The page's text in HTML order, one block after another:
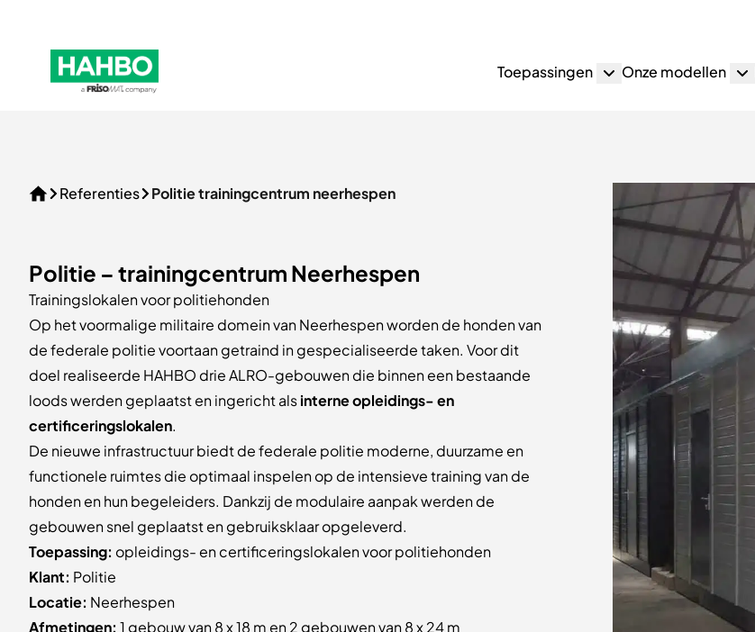
HAHBO_GROEN_frisomat-01
Toepassingen Onze modellen
Referenties Politie trainingcentrum neerhespen
Politie – trainingcentrum Neerhespen
Trainingslokalen voor politiehonden
Op het voormalige militaire domein van Neerhespen worden de honden van
de federale politie voortaan getraind in gespecialiseerde taken. Voor dit
doel realiseerde HAHBO drie ALRO-gebouwen die binnen een bestaande
loods werden geplaatst en ingericht alsinterne opleidings- en
certificeringslokalen.
De nieuwe infrastructuur biedt de federale politie moderne, duurzame en
functionele ruimtes die optimaal inspelen op de intensieve training van de
honden en hun begeleiders. Dankzij de modulaire aanpak werden de
gebouwen snel geplaatst en gebruiksklaar opgeleverd.
Toepassing: opleidings- en certificeringslokalen voor politiehonden
Klant: Politie
Locatie: Neerhespen
Afmetingen: 1 gebouw van 8 x 18 m en 2 gebouwen van 8 x 24 m